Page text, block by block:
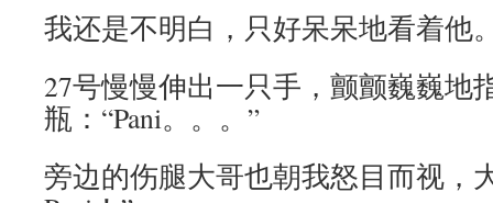
我还是不明白，只好呆呆地看着他
27号慢慢伸出一只手，颤颤巍巍地
瓶：“Pani。。。”
旁边的伤腿大哥也朝我怒目而视，